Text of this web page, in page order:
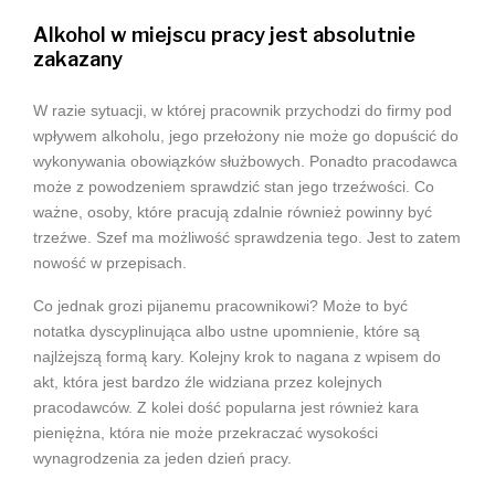
Alkohol w miejscu pracy jest absolutnie
zakazany
W razie sytuacji, w której pracownik przychodzi do firmy pod
wpływem alkoholu, jego przełożony nie może go dopuścić do
wykonywania obowiązków służbowych. Ponadto pracodawca
może z powodzeniem sprawdzić stan jego trzeźwości. Co
ważne, osoby, które pracują zdalnie również powinny być
trzeźwe. Szef ma możliwość sprawdzenia tego. Jest to zatem
nowość w przepisach.
Co jednak grozi pijanemu pracownikowi? Może to być
notatka dyscyplinująca albo ustne upomnienie, które są
najlżejszą formą kary. Kolejny krok to nagana z wpisem do
akt, która jest bardzo źle widziana przez kolejnych
pracodawców. Z kolei dość popularna jest również kara
pieniężna, która nie może przekraczać wysokości
wynagrodzenia za jeden dzień pracy.